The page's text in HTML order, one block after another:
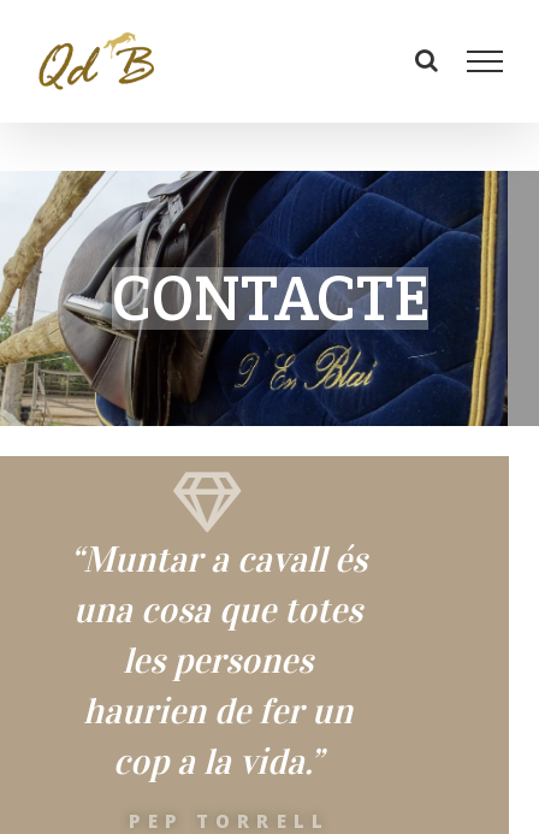
CONTACTE
“Muntar a cavall és
una cosa que totes
les persones
haurien de fer un
cop a la vida.”
PEP TORRELL